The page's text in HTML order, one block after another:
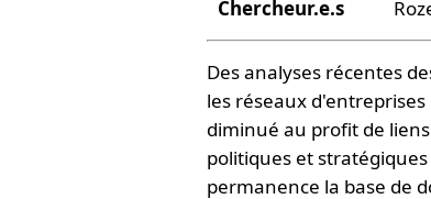
Chercheur.e.s
Des analyses récentes
les réseaux
diminué au profit de
politiques et
permanence la base de